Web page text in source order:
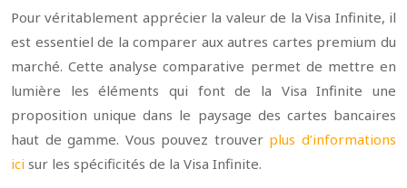
Pour véritablement apprécier la valeur de la Visa Infinite, il
est essentiel de la comparer aux autres cartes premium du
marché. Cette analyse comparative permet de mettre en
lumière les éléments qui font de la Visa Infinite une
proposition unique dans le paysage des cartes bancaires
haut de gamme. Vous pouvez trouver plus d’informations
ici sur les spécificités de la Visa Infinite.